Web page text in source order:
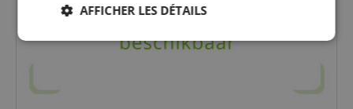
AFFICHER LES DÉTAILS